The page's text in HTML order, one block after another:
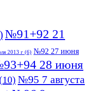
№91+92 21
2013 г (6) №92 27 июня
28 июня
№95 7 августа